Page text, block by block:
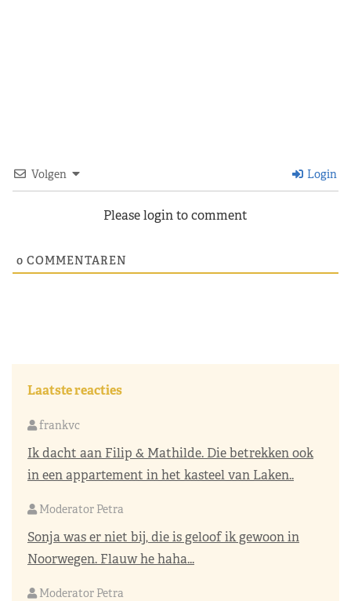
Volgen Login
Please login to comment
0 COMMENTAREN
Laatste reacties
frankvc
Ik dacht aan Filip & Mathilde. Die betrekken ook
in een appartement in het kasteel van Laken..
Moderator Petra
Sonja was er niet bij, die is geloof ik gewoon in
Noorwegen. Flauw he haha...
Moderator Petra